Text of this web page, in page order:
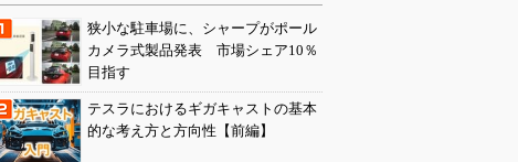
狭小な駐車場に、シャープがポール
カメラ式製品発表 市場シェア10％
目指す
テスラにおけるギガキャストの基本
的な考え方と方向性【前編】